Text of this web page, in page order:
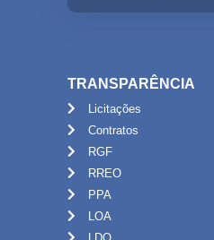
TRANSPARÊNCIA
Licitações
Contratos
RGF
RREO
PPA
LOA